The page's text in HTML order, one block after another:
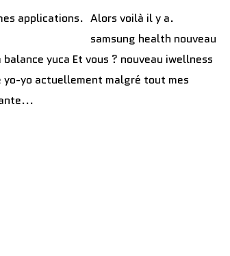
Alors voilà il y a.
samsung health nouveau
yuca Et vous ? nouveau iwellness
yo actuellement malgré tout mes